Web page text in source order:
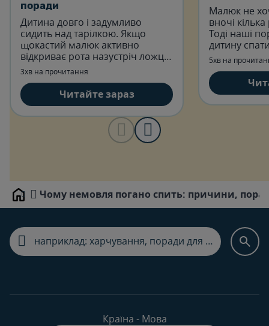
поради
Дитина довго і задумливо
сидить над тарілкою. Якщо
щокастий малюк активно
відкриває рота назустріч ложці,
батьківське серце спокійне.
3хв на прочитання
Читайте зараз
Малюк не
вночі
Тоді наші
дитину
обов'язково
пригоді.
5хв на
Home Чому немовля погано спить: причини,
Країна - Мова